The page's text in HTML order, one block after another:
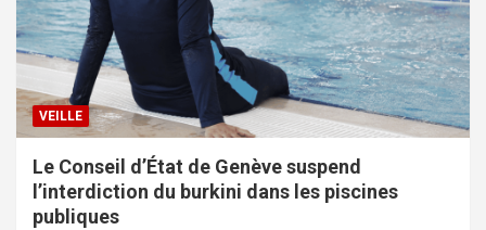
VEILLE
Le Conseil d’État de Genève suspend
l’interdiction du burkini dans les piscines
publiques